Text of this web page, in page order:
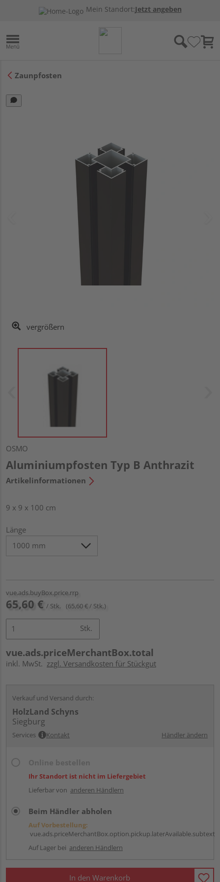
Mein Standort:Jetzt angeben
Zaunpfosten
vergrößern
OSMO
Aluminiumpfosten Typ B Anthrazit
Artikelinformationen
9 x 9 x 100 cm
Länge
vue.ads.buyBox.price.rrp
65,60 € / Stk. (65,60 € / Stk.)
Stk.
vue.ads.priceMerchantBox.total
inkl. MwSt. zzgl. Versandkosten für Stückgut
Verkauf und Versand durch:
HolzLand Schyns
Siegburg
Services Kontakt Händler ändern
Ihr Standort ist nicht im Liefergebiet
Lieferbar von anderen Händlern
Beim Händler abholen
Auf Vorbestellung:
vue.ads.priceMerchantBox.option.pickup.laterAvailable.subtext
Auf Lager bei anderen Händlern
In den Warenkorb